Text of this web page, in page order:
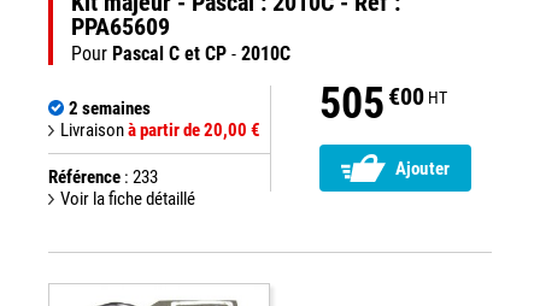
PPA65609
Pour Pascal C et CP - 2010C
2 semaines
Livraisonà partir de 20,00 €
Référence : 233
Voir la fiche détaillé
505 €00 HT
Ajouter